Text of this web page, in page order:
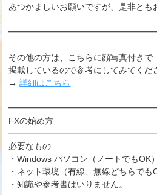
あつかましいお願いですが、是非とも
その他の方は、こちらに顔写真付きで
掲載しているので参考にしてみてくだ
→詳細はこちら
FXの始め方
必要なもの
・Windows パソコン（ノートでもOK）
・ネット環境（有線、無線どちらでも
・知識や参考書はいりません。